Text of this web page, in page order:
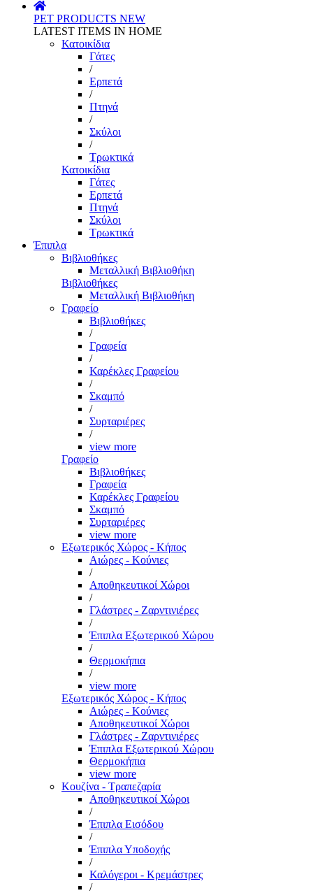
PET PRODUCTS NEW
LATEST ITEMS IN HOME
Κατοικίδια
Γάτες
/
Ερπετά
/
Πτηνά
/
Σκύλοι
/
Τρωκτικά
Κατοικίδια
Γάτες
Ερπετά
Πτηνά
Σκύλοι
Τρωκτικά
Έπιπλα
Βιβλιοθήκες
Μεταλλική Βιβλιοθήκη
Βιβλιοθήκες
Μεταλλική Βιβλιοθήκη
Γραφείο
Βιβλιοθήκες
/
Γραφεία
/
Καρέκλες Γραφείου
/
Σκαμπό
/
Συρταριέρες
/
view more
Γραφείο
Βιβλιοθήκες
Γραφεία
Καρέκλες Γραφείου
Σκαμπό
Συρταριέρες
view more
Εξωτερικός Χώρος - Κήπος
Αιώρες - Κούνιες
/
Αποθηκευτικοί Χώροι
/
Γλάστρες - Ζαρντινιέρες
/
Έπιπλα Εξωτερικού Χώρου
/
Θερμοκήπια
/
view more
Εξωτερικός Χώρος - Κήπος
Αιώρες - Κούνιες
Αποθηκευτικοί Χώροι
Γλάστρες - Ζαρντινιέρες
Έπιπλα Εξωτερικού Χώρου
Θερμοκήπια
view more
Κουζίνα - Τραπεζαρία
Αποθηκευτικοί Χώροι
/
Έπιπλα Εισόδου
/
Έπιπλα Υποδοχής
/
Καλόγεροι - Κρεμάστρες
/